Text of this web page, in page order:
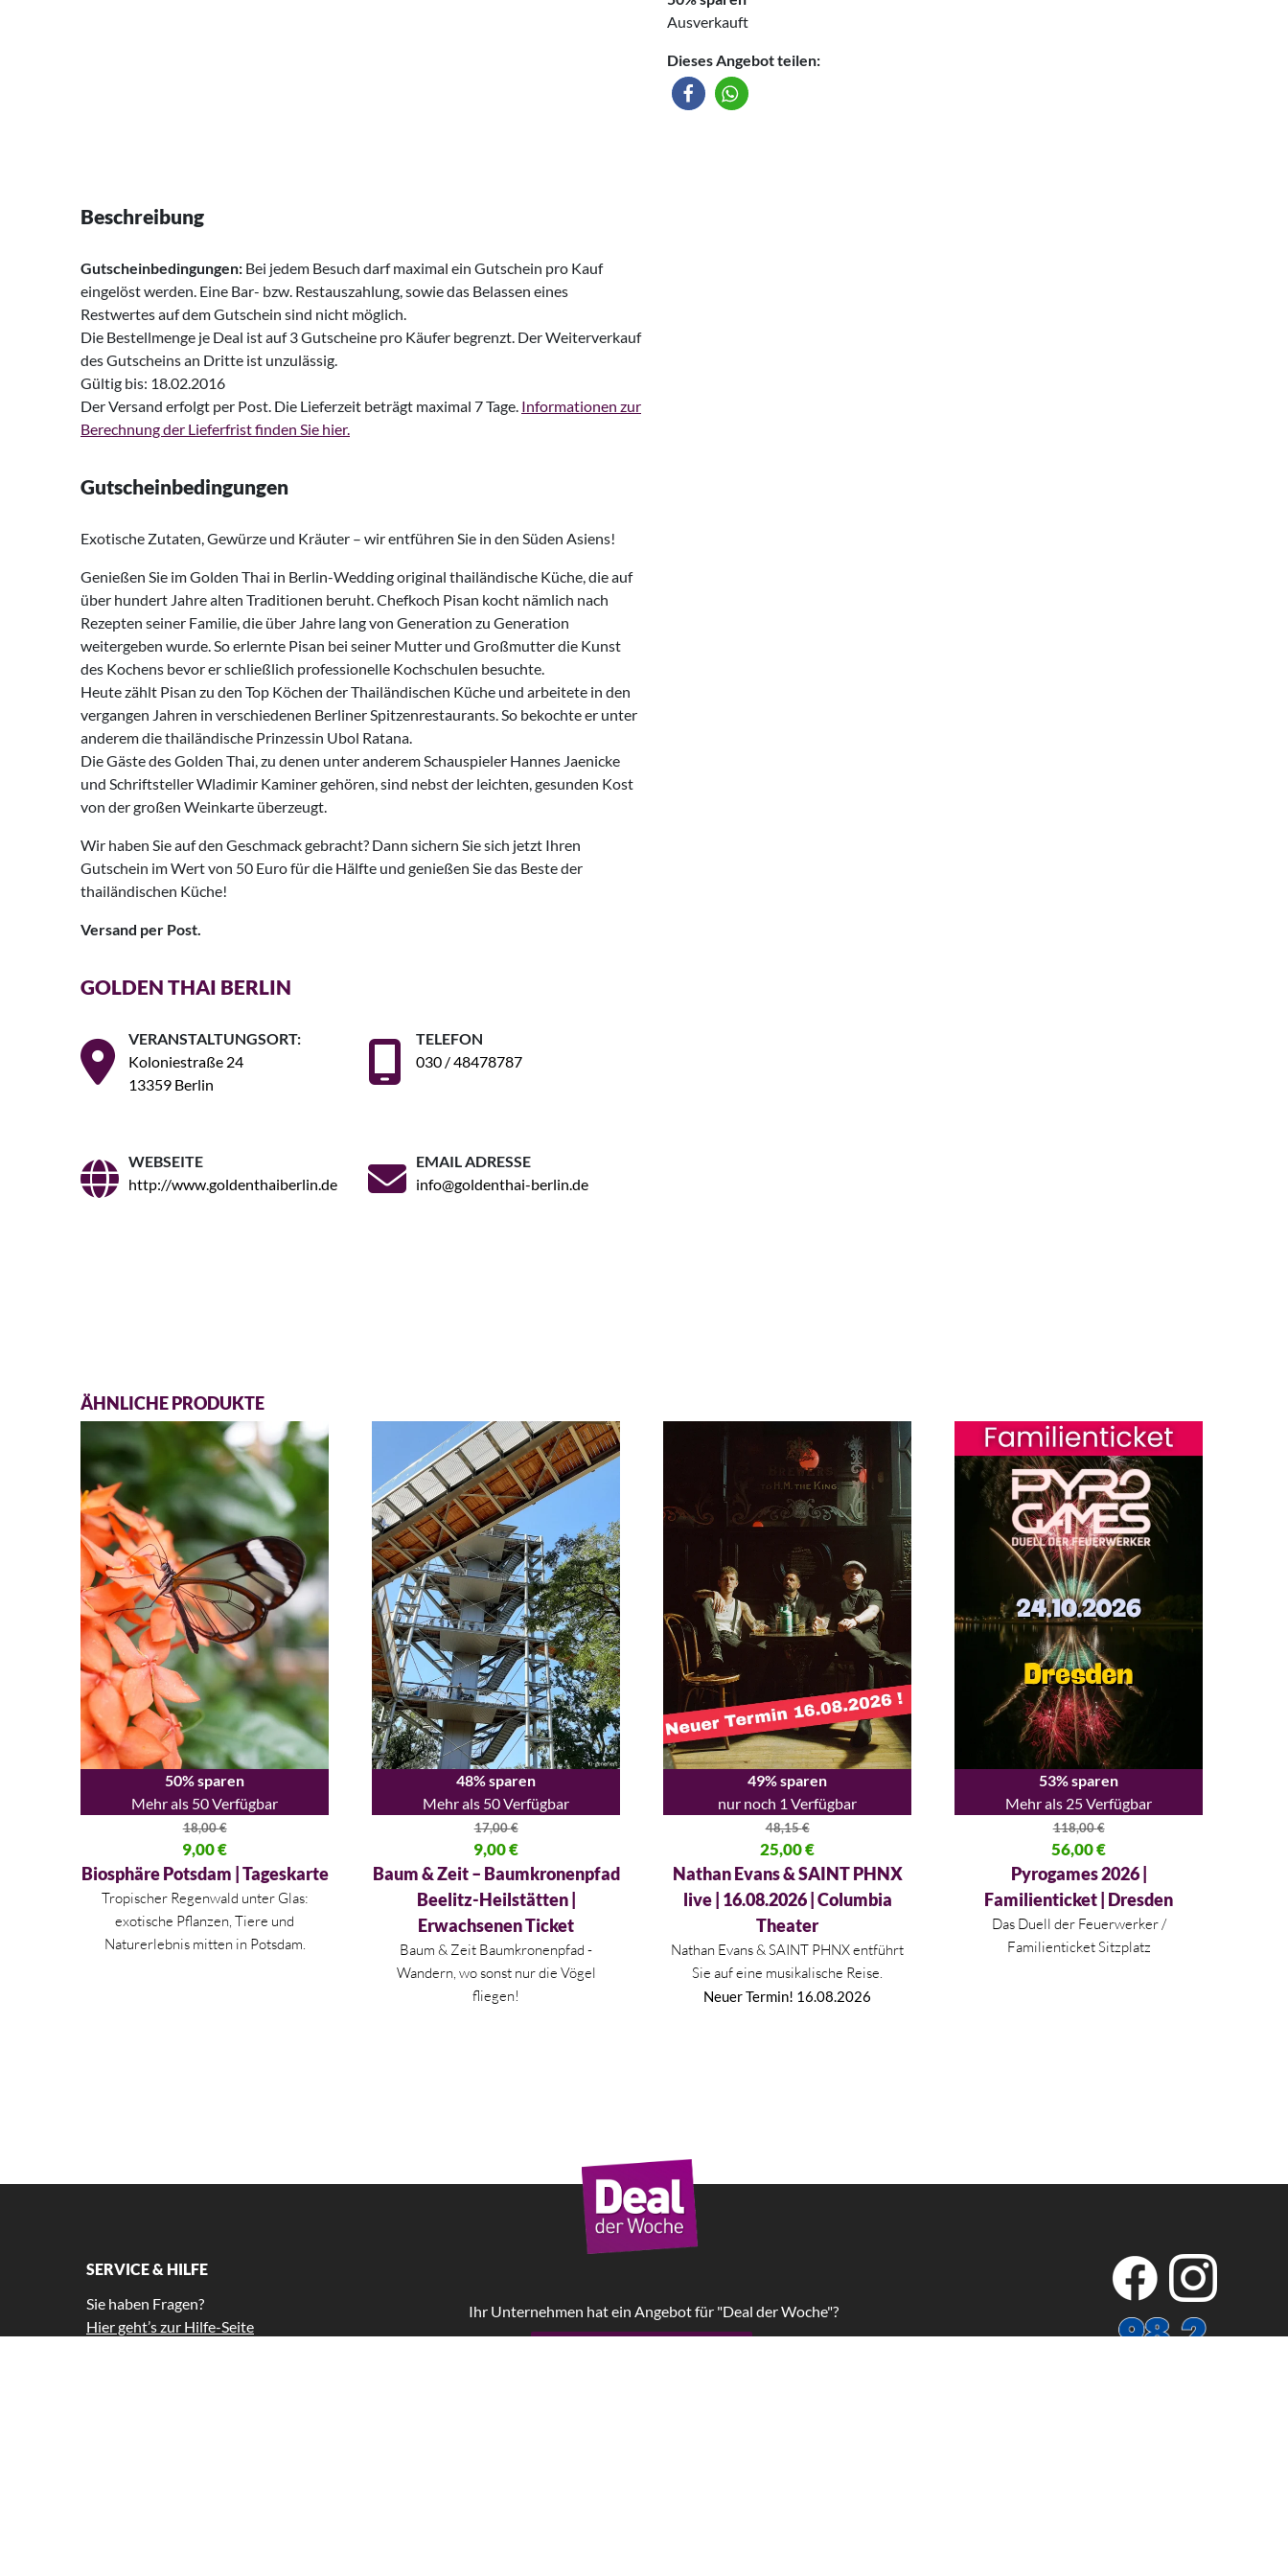
Ausverkauft
Dieses Angebot teilen:
Beschreibung
Gutscheinbedingungen: Bei jedem Besuch darf maximal ein Gutschein pro Kauf
eingelöst werden. Eine Bar- bzw. Restauszahlung, sowie das Belassen eines
Restwertes auf dem Gutschein sind nicht möglich.
Die Bestellmenge je Deal ist auf 3 Gutscheine pro Käufer begrenzt. Der Weiterverkauf
des Gutscheins an Dritte ist unzulässig.
Gültig bis: 18.02.2016
Der Versand erfolgt per Post. Die Lieferzeit beträgt maximal 7 Tage. Informationen zur
Berechnung der Lieferfrist finden Sie hier.
Gutscheinbedingungen
Exotische Zutaten, Gewürze und Kräuter – wir entführen Sie in den Süden Asiens!
Genießen Sie im Golden Thai in Berlin-Wedding original thailändische Küche, die auf
über hundert Jahre alten Traditionen beruht. Chefkoch Pisan kocht nämlich nach
Rezepten seiner Familie, die über Jahre lang von Generation zu Generation
weitergeben wurde. So erlernte Pisan bei seiner Mutter und Großmutter die Kunst
des Kochens bevor er schließlich professionelle Kochschulen besuchte.
Heute zählt Pisan zu den Top Köchen der Thailändischen Küche und arbeitete in den
vergangen Jahren in verschiedenen Berliner Spitzenrestaurants. So bekochte er unter
anderem die thailändische Prinzessin Ubol Ratana.
Die Gäste des Golden Thai, zu denen unter anderem Schauspieler Hannes Jaenicke
und Schriftsteller Wladimir Kaminer gehören, sind nebst der leichten, gesunden Kost
von der großen Weinkarte überzeugt.
Wir haben Sie auf den Geschmack gebracht? Dann sichern Sie sich jetzt Ihren
Gutschein im Wert von 50 Euro für die Hälfte und genießen Sie das Beste der
thailändischen Küche!
Versand per Post.
GOLDEN THAI BERLIN
VERANSTALTUNGSORT:
Koloniestraße 24
13359 Berlin
TELEFON
030 / 48478787
WEBSEITE
http://www.goldenthaiberlin.de
EMAIL ADRESSE
info@goldenthai-berlin.de
ÄHNLICHE PRODUKTE
50% sparen
Mehr als 50 Verfügbar
18,00€
Ursprünglicher Preis war: 18,00 €
9,00€
Aktueller Preis ist: 9,00 €.
Biosphäre Potsdam | Tageskarte
Tropischer Regenwald unter Glas:
exotische Pflanzen, Tiere und
Naturerlebnis mitten in Potsdam.
48% sparen
Mehr als 50 Verfügbar
17,00€
Ursprünglicher Preis war: 17,00 €
9,00€
Aktueller Preis ist: 9,00 €.
Baum & Zeit – Baumkronenpfad
Beelitz-Heilstätten |
Erwachsenen Ticket
Baum & Zeit Baumkronenpfad -
Wandern, wo sonst nur die Vögel
fliegen!
49% sparen
nur noch 1 Verfügbar
48,15€
Ursprünglicher Preis war: 48,15 €
25,00€
Aktueller Preis ist: 25,00 €.
Nathan Evans & SAINT PHNX
live | 16.08.2026 | Columbia
Theater
Nathan Evans & SAINT PHNX entführt
Sie auf eine musikalische Reise.
Neuer Termin! 16.08.2026
53% sparen
Mehr als 25 Verfügbar
118,00€
Ursprünglicher Preis war: 118,00 €
56,00€
Aktueller Preis ist: 56,00 €.
Pyrogames 2026 |
Familienticket | Dresden
Das Duell der Feuerwerker /
Familienticket Sitzplatz
SERVICE & HILFE
Sie haben Fragen?
Hier geht’s zur Hilfe-Seite
Ihr Unternehmen hat ein Angebot für "Deal der Woche"?